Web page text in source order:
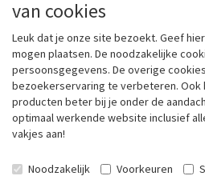
SOCIALE MEDIA
De naam Betelgeuze is ontleend
sterrenbeeld Orion. Het is een
negende helderste ster aan de
van cookies
Leuk dat je onze site bezoekt. Geef
mogen plaatsen. De noodzakelijke
persoonsgegevens. De overige
bezoekerservaring te verbeteren. Ook
producten beter bij je onder de
optimaal werkende website inclusief
vakjes aan!
Noodzakelijk Voorkeuren